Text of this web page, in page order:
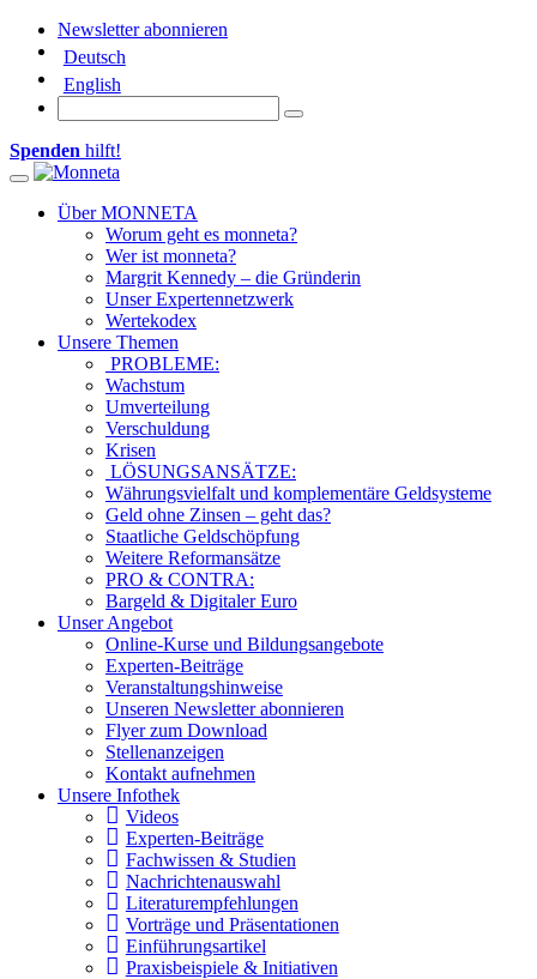
Newsletter abonnieren
Deutsch
English
Spenden hilft!
Toggle navigation
Über MONNETA
Worum geht es monneta?
Wer ist monneta?
Margrit Kennedy – die Gründerin
Unser Expertennetzwerk
Wertekodex
Unsere Themen
PROBLEME:
Wachstum
Umverteilung
Verschuldung
Krisen
LÖSUNGSANSÄTZE:
Währungsvielfalt und komplementäre Geldsysteme
Geld ohne Zinsen – geht das?
Staatliche Geldschöpfung
Weitere Reformansätze
PRO & CONTRA:
Bargeld & Digitaler Euro
Unser Angebot
Online-Kurse und Bildungsangebote
Experten-Beiträge
Veranstaltungshinweise
Unseren Newsletter abonnieren
Flyer zum Download
Stellenanzeigen
Kontakt aufnehmen
Unsere Infothek
Videos
Experten-Beiträge
Fachwissen & Studien
Nachrichtenauswahl
Literaturempfehlungen
Vorträge und Präsentationen
Einführungsartikel
Praxisbeispiele & Initiativen